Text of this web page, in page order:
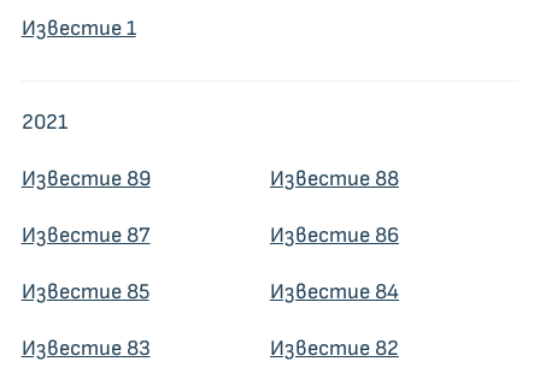
Известие 1
2021
Известие 89 Известие 88
Известие 87 Известие 86
Известие 85 Известие 84
Известие 83 Известие 82